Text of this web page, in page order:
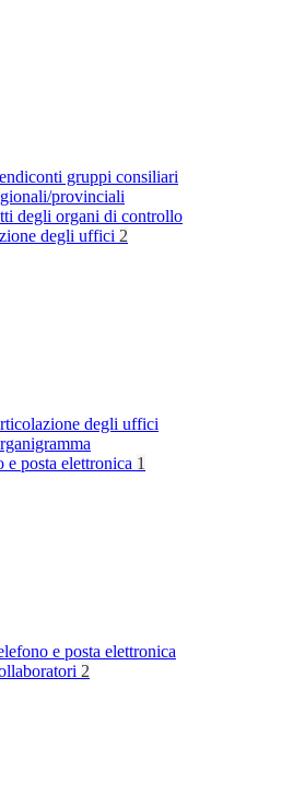
gruppi consiliari
provinciali
degli organi di controllo
degli uffici 2
degli uffici
e posta elettronica 1
e posta elettronica
2